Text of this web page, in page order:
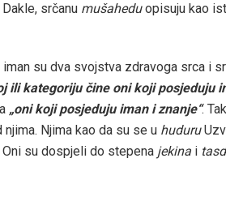
srčanu mušaheduopisuju kao
su dva svojstva zdravoga srca i
ili kategoriju čine oni koji posjeduju
„oni koji posjeduju iman i znanje“.
Njima kao da su se u huduru
su dospjeli do stepena jekina i